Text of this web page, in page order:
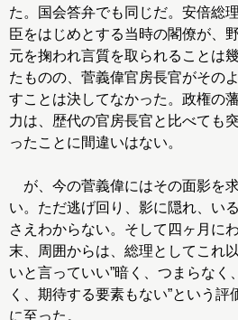
た。国会答弁でも同じだ。安倍総
臣をはじめとする当時の閣僚が、
元を掬われ言質を取られることは
たものの、菅義偉官房長官がその
すことは決してなかった。政権の
力は、歴代の官房長官と比べても
ったことに間違いはない。
が、今の菅義偉にはその面影を
い。ただ逃げ回り、影に隠れ、い
さえわからない。そして四ヶ月に
末、周囲からは、総理としてこれ
いと言っていい”暗く、つまらなく
く、期待する要素もない”という評
に至った。